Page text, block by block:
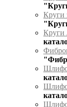
Круги
Круги